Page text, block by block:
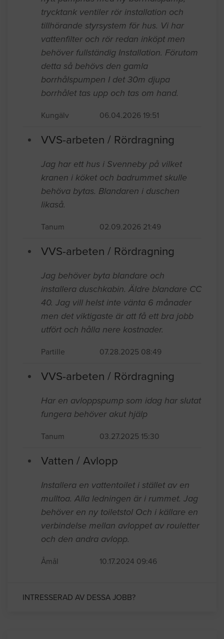
trycktank ventiler rör installation och
tillhörande styrsystem för hus. Vi har
vattenfilter och rör redan inköpt men
behöver fullständig Installation. Förutom
detta så behövs den gamla
borrhålspumpen I det 30m djupa
borrhålet tas upp och tas om hand.
Kungälv 06.04.2026 19:51
VVS-arbeten / Rördragning
Jag har ett hus i Svenneby på vilket
kranen i köket och badrummet skulle
behöva bytas. Blandaren i duschen
likaså.
Tanum 02.09.2026 21:49
VVS-arbeten / Rördragning
Jag behöver byta blandare och
installera duschkabin. Äldre blandare CC
40. Jag vill helst inte vänta 6 månader
men det viktigaste är att få ett bra jobb
utfört och hålla nere kostnader.
Partille 07.28.2025 08:49
VVS-arbeten / Rördragning
Har en avloppspump som idag har slutat
fungera behöver akut hjälp
Tanum 03.27.2025 15:30
Vatten / Avlopp
Installera en vattentoilet i stället av en
mulltoa. Alla ledningen är i rummet. Jag
behöver en ny toiletstol Och i källare en
verbindelse mellan avloppet av rouletter
och den andra avlopp.
Åmål 10.17.2024 09:46
INTRESSERAD AV DESSA JOBB?